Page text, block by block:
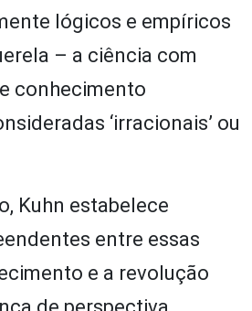
lógicos e empíricos
– a ciência com
conhecimento
‘irracionais’ ou
Kuhn estabelece
entre essas
e a revolução